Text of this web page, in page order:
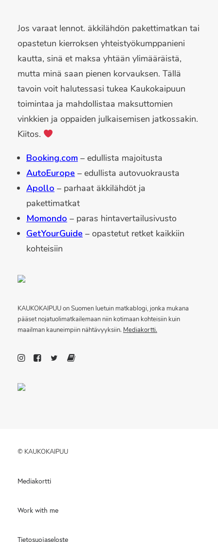
KAUKOKAIPUU on Suomen luetuin matkablogi, jonka mukana
pääset nojatuolimatkailemaan niin kotimaan kohteisiin kuin
maailman kauneimpiin nähtävyyksiin. Mediakortti.
Jos varaat lennot. äkkilähdön pakettimatkan tai
opastetun kierroksen yhteistyökumppanieni
kautta, sinä et maksa yhtään ylimääräistä,
mutta minä saan pienen korvauksen. Tällä
tavoin voit halutessasi tukea Kaukokaipuun
toimintaa ja mahdollistaa maksuttomien
vinkkien ja oppaiden julkaisemisen jatkossakin.
Kiitos.
Booking.com – edullista majoitusta
AutoEurope – edullista autovuokrausta
Apollo – parhaat äkkilähdöt ja
pakettimatkat
Momondo – paras hintavertailusivusto
GetYourGuide – opastetut retket kaikkiin
kohteisiin
© KAUKOKAIPUU
Mediakortti
Work with me
Tietosuojaseloste